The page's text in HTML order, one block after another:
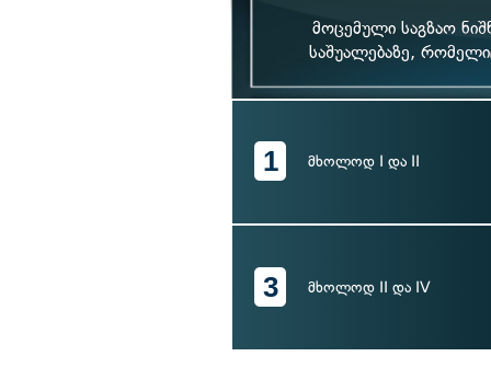
მოცემული საგზაო
საშუალებაზე,
1 მხოლოდ I და II
3 მხოლოდ II და IV